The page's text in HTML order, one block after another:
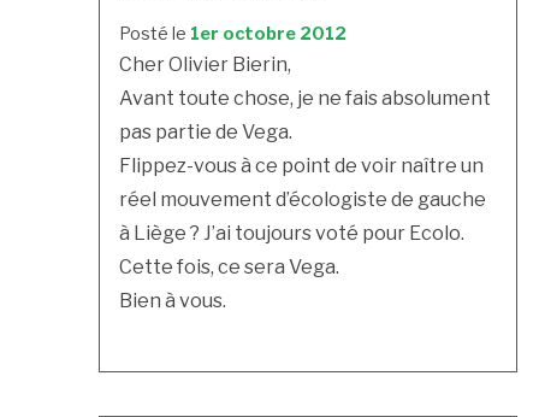
Posté le 1er octobre 2012
Cher Olivier Bierin,
Avant toute chose, je ne fais absolument
pas partie de Vega.
Flippez-vous à ce point de voir naître un
réel mouvement d’écologiste de gauche
à Liège ? J’ai toujours voté pour Ecolo.
Cette fois, ce sera Vega.
Bien à vous.